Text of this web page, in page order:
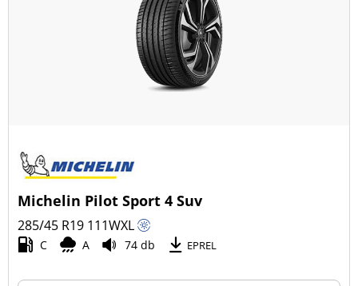
Michelin Pilot Sport 4 Suv
285/45 R19 111WXL
C A 74 db EPREL